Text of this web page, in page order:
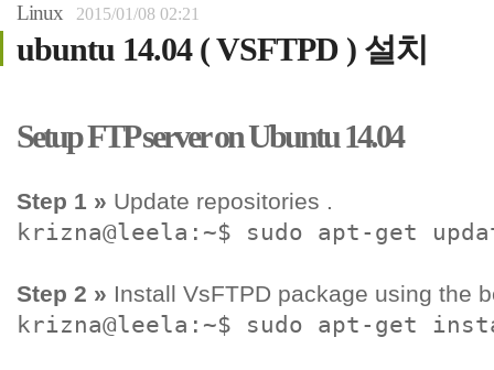
Linux 2015/01/08 02:21
ubuntu 14.04 ( VSFTPD ) 설치
Setup FTP server on Ubuntu 14.04
Step 1 » Update repositories .
krizna@leela:~$ sudo apt-get
Step 2 » Install VsFTPD package using the
krizna@leela:~$ sudo apt-get